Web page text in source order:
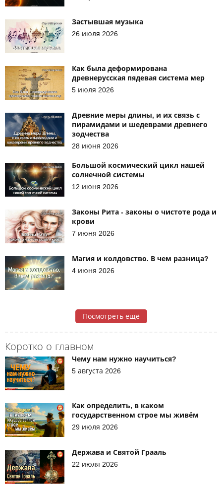
Коротко о главном
Чему нам нужно научиться?
5 августа 2026
Как определить, в каком
государственном строе мы живём
29 июля 2026
Держава и Святой Грааль
22 июля 2026
Застывшая музыка
26 июля 2026
Как была деформирована
древнерусская пядевая система мер
5 июля 2026
Древние меры длины, и их связь с
пирамидами и шедеврами древнего
зодчества
28 июня 2026
Большой космический цикл нашей
солнечной системы
12 июня 2026
Законы Рита - законы о чистоте рода и
крови
7 июня 2026
Магия и колдовство. В чем разница?
4 июня 2026
Посмотреть ещё